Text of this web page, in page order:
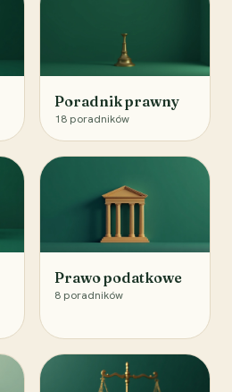
Poradnik prawny
18 poradników
Prawo podatkowe
8 poradników